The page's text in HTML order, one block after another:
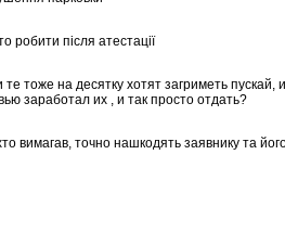
робити після атестації
тоже на десятку хотят загриметь пускай,
заработал их , и так просто отдать?
вимагав, точно нашкодять заявнику та